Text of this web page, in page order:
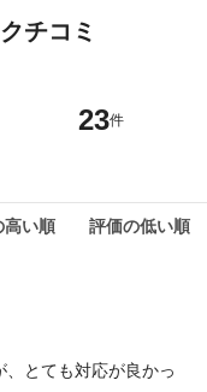
チコミ
23件
高い順 評価の低い順
とても対応が良かっ